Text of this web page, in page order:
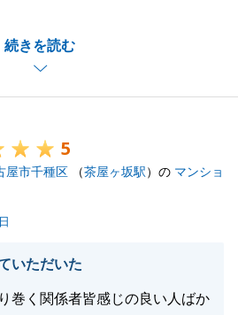
続きを読む
のご売却で、何かとご協力いた
と存じますが、いつも迅速にご
で、無事にお取引を完了するこ
を拝見し、大変嬉しく思ってお
足いただけるよう、丁寧な対応
スを心がけてまいります。
お願い申し上げます。
5
屋市千種区 （茶屋ヶ坂駅）の マンショ
いただいた
巻く関係者皆感じの良い人ばか